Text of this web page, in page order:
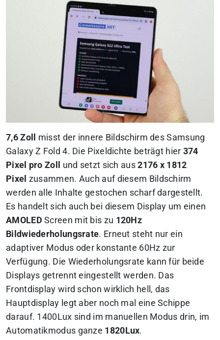
7,6 Zoll
misst der innere Bildschirm des Samsung
Galaxy Z Fold 4. Die Pixeldichte beträgt hier 374
Pixel pro Zoll
und setzt sich aus2176 x 1812
Pixel zusammen. Auch auf diesem Bildschirm
werden alle Inhalte gestochen scharf dargestellt.
Es handelt sich auch bei diesem Display um einen
AMOLED Screen mit bis zu 120Hz
Bildwiederholungsrate. Erneut steht nur ein
adaptiver Modus oder konstante 60Hz zur
Verfügung. Die Wiederholungsrate kann für beide
Displays getrennt eingestellt werden. Das
Frontdisplay wird schon wirklich hell, das
Hauptdisplay legt aber noch mal eine Schippe
darauf. 1400Lux sind im manuellen Modus drin, im
Automatikmodus ganze 1820Lux.